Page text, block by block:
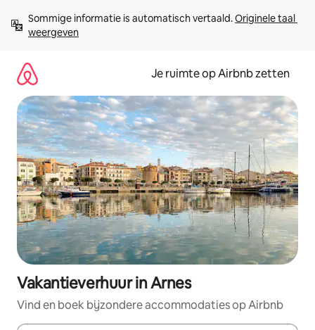
direct
naar
Sommige informatie is automatisch vertaald. Originele taal
weergeven
Je ruimte op Airbnb zetten
Vakantieverhuur in Arnes
Vind en boek bijzondere accommodaties op Airbnb